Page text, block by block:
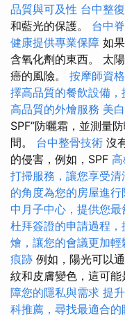
品質與可及性 台中整
和藍光的保護。 台中
健康提供專業保障 如
含氧化劑的東西。 太
癌的風險。 按摩師資
擇高品質的餐飲設備
高品質的外燴服務 美
SPF”防曬霜，並測量
間。 台中整骨技術 沒
的侵害，例如，SPF
打掃服務，讓您享受
的角度為您的房屋進行
中月子中心，提供您
杜拜簽證的申請過程
燴，讓您的會議更加輕
痕跡 例如，陽光可以
紋和皮膚變色，這可能
障您的隱私與需求 提
科推薦，尋找最適合的